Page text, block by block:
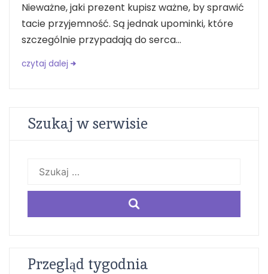
Nieważne, jaki prezent kupisz ważne, by sprawić
tacie przyjemność. Są jednak upominki, które
szczególnie przypadają do serca...
czytaj dalej
Szukaj w serwisie
Szukaj:
Przegląd tygodnia